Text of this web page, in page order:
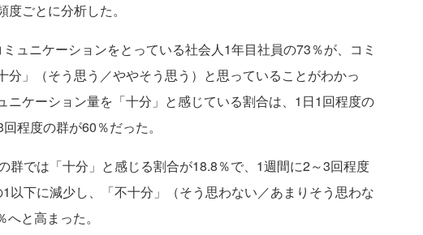
ごとに分析した。
ュニケーションをとっている社会人1年目社員の73％が、コミ
分」（そう思う／ややそう思う）と思っていることがわかっ
ニケーション量を「十分」と感じている割合は、1日1回程度の
程度の群が60％だった。
群では「十分」と感じる割合が18.8％で、1週間に2～3回程度
以下に減少し、「不十分」（そう思わない／あまりそう思わな
と高まった。